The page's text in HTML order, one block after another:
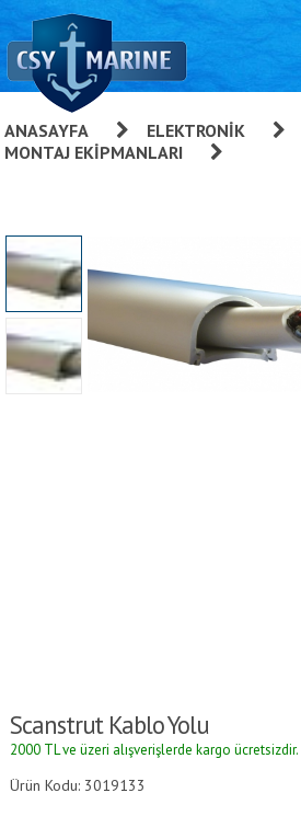
ANASAYFA ELEKTRONIK
MONTAJ EKIPMANLARI
Scanstrut Kablo Yolu
2000 TL ve üzeri alışverişlerde kargo ücretsizdir.
Ürün Kodu: 3019133